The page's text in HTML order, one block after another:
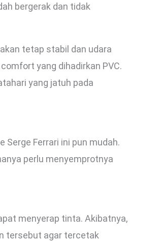
bergerak dan tidak
tetap stabil dan udara
yang dihadirkan PVC.
yang jatuh pada
Ferrari ini pun mudah.
perlu menyemprotnya
menyerap tinta. Akibatnya,
tersebut agar tercetak